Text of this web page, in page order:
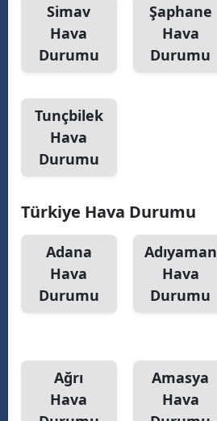
Simav
Hava
Durumu
Şaphane
Hava
Durumu
Tunçbilek
Hava
Durumu
Türkiye Hava Durumu
Adana
Hava
Durumu
Adıyaman
Hava
Durumu
Ağrı
Hava
Amasya
Hava